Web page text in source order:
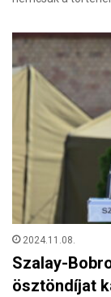
2024.11.08.
Szalay-
ösztöndíjat